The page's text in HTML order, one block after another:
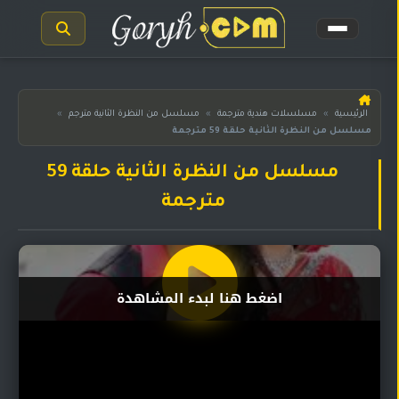
الرئيسية
مسلسلات
المترجمة
مدبلجة
الرئيسية » مسلسلات هندية مترجمة » مسلسل من النظرة الثانية مترجم
»
مسلسل من النظرة الثانية حلقة 59 مترجمة
مسلسل من النظرة الثانية حلقة 59
مترجمة
اضغط هنا لبدء المشاهدة